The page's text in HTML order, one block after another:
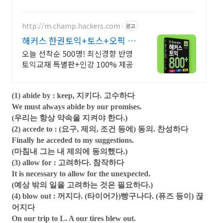
http://m.champ.hackers.com 광고
해커스 한권토익+토스+오픽 교
재 대규모 무료배포
오늘 선착순 500명! 최신경향 반영
토익교재 특별판+인강 100% 제공
(1) abide by : keep, 지키다. 고수하다
We must always abide by our promises.
(우리는 항상 약속을 지켜야 한다.)
(2) accede to : (요구, 제의, 조건 등에) 동의. 찬성하다
Finally he acceded to my suggestions.
(마침내 그는 내 제의에 동의했다.)
(3) allow for : 고려하다. 참작하다
It is necessary to allow for the unexpected.
(예상 밖의 일을 고려하는 것은 필요하다.)
(4) blow out : 꺼지다. (타이어가)빵구나다. (퓨즈 등이) 끊
어지다
On our trip to L. A our tires blew out.